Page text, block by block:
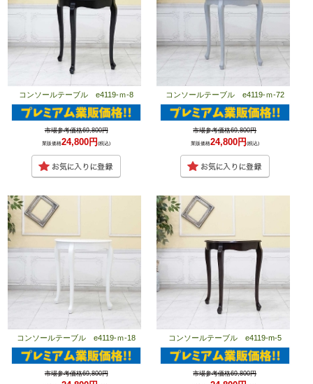
コンソールテーブル e4119-ｍ-8
市場参考価格69,800円
業販価格24,800円(税込)
コンソールテーブル e4119-ｍ-72
市場参考価格69,800円
業販価格24,800円 (税込)
コンソールテーブル e4119-ｍ-18
市場参考価格69,800円
コンソールテーブル e4119-m-5
市場参考価格69,800円